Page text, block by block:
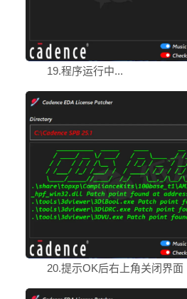
19.程序运行中...
20.提示OK后右上角关闭界面